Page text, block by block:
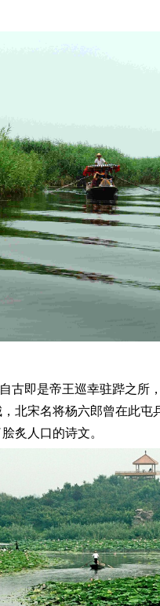
古即是帝王巡幸驻跸之所
北宋名将杨六郎曾在此
炙人口的诗文。